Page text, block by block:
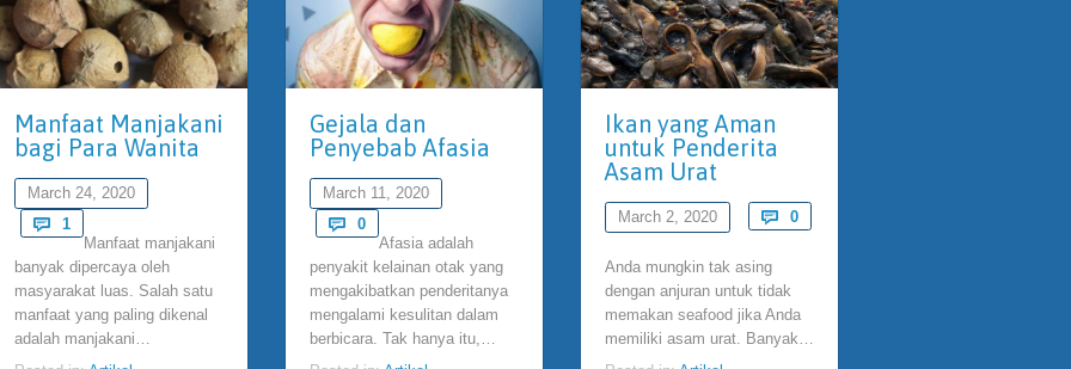
Manfaat Manjakani
bagi Para Wanita
March 24, 2020

1Comment
Manfaat manjakani
banyak dipercaya oleh
masyarakat luas. Salah satu
manfaat yang paling dikenal
adalah manjakani…
Gejala dan
Penyebab Afasia
March 11, 2020

0Comments
Afasia adalah
penyakit kelainan otak yang
mengakibatkan penderitanya
mengalami kesulitan dalam
berbicara. Tak hanya itu,…
Ikan yang Aman
untuk Penderita
Asam Urat
March 2, 2020  0Comments
Anda mungkin tak asing
dengan anjuran untuk tidak
memakan seafood jika Anda
memiliki asam urat. Banyak…